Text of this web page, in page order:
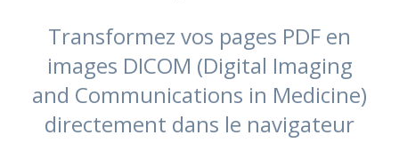
Transformez vos pages PDF en
images DICOM (Digital Imaging
and Communications in Medicine)
directement dans le navigateur